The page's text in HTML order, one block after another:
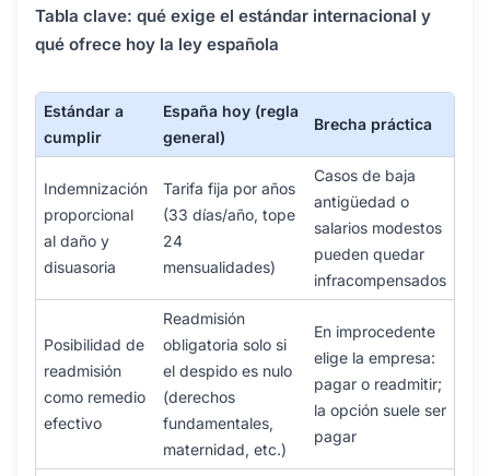
Tabla clave: qué exige el estándar internacional y
qué ofrece hoy la ley española
Estándar a
cumplir
España hoy (regla
general)
Brecha práctica
Indemnización
proporcional
al daño y
disuasoria
Tarifa fija por años
(33 días/año, tope
24
mensualidades)
Casos de baja
antigüedad o
salarios modestos
pueden quedar
infracompensados
Posibilidad de
readmisión
como remedio
efectivo
Readmisión
obligatoria solo si
el despido es nulo
(derechos
fundamentales,
maternidad, etc.)
En improcedente
elige la empresa:
pagar o readmitir;
la opción suele ser
pagar